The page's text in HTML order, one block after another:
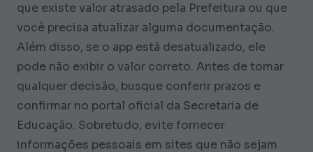
que existe valor atrasado pela Prefeitura ou que
você precisa atualizar alguma documentação.
Além disso, se o app está desatualizado, ele
pode não exibir o valor correto. Antes de tomar
qualquer decisão, busque conferir prazos e
confirmar no portal oficial da Secretaria de
Educação. Sobretudo, evite fornecer
informações pessoais em sites que não sejam